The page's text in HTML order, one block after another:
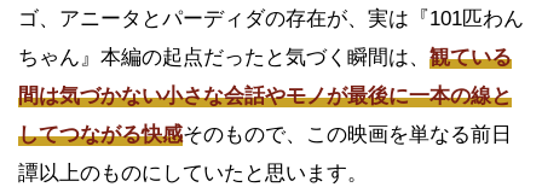
ゴ、アニータとパーディダの存在が、実は『101匹わん
ちゃん』本編の起点だったと気づく瞬間は、 観ている
間は気づかない小さな会話やモノが最後に一本の線と
してつながる快感そのもので、この映画を単なる前日
譚以上のものにしていたと思います。